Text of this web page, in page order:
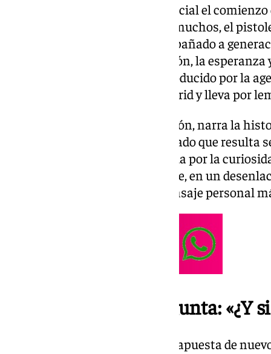
Si la Lotería de Navidad hace oficial el
diciembre, su anuncio es, para muchos, el
Desde 1958, cada spot ha acompañado a
historias que apelan a la emoción, la
presentado este miércoles y producido por la
distintas localizaciones de Madrid y lleva por
En sus cinco minutos de duración, narra la
en el Rastro un décimo enmarcado que resulta
años que nunca se cobró. Movida por la
al comprador original y descubre, en un
aquel número guardaba un mensaje personal
Vuelve la clásica pregunta: «¿Y
Con este nuevo relato, Loterías apuesta de